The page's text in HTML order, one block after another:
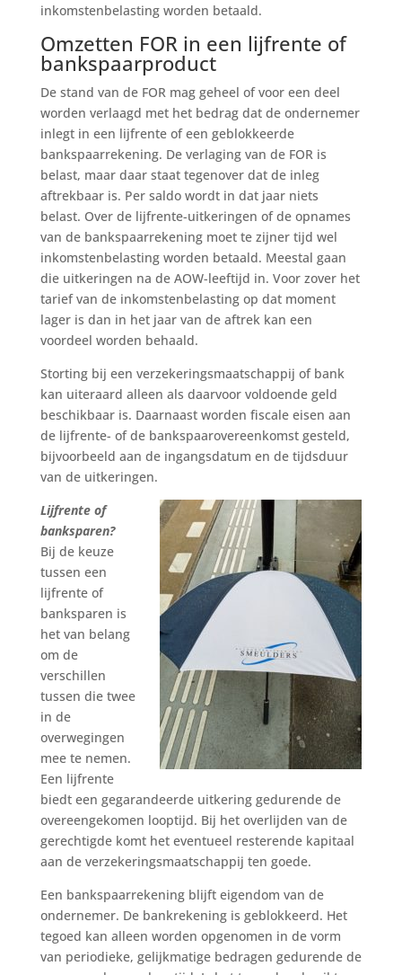
inkomstenbelasting worden betaald.
Omzetten FOR in een lijfrente of
bankspaarproduct
De stand van de FOR mag geheel of voor een deel
worden verlaagd met het bedrag dat de ondernemer
inlegt in een lijfrente of een geblokkeerde
bankspaarrekening. De verlaging van de FOR is
belast, maar daar staat tegenover dat de inleg
aftrekbaar is. Per saldo wordt in dat jaar niets
belast. Over de lijfrente-uitkeringen of de opnames
van de bankspaarrekening moet te zijner tijd wel
inkomstenbelasting worden betaald. Meestal gaan
die uitkeringen na de AOW-leeftijd in. Voor zover het
tarief van de inkomstenbelasting op dat moment
lager is dan in het jaar van de aftrek kan een
voordeel worden behaald.
Storting bij een verzekeringsmaatschappij of bank
kan uiteraard alleen als daarvoor voldoende geld
beschikbaar is. Daarnaast worden fiscale eisen aan
de lijfrente- of de bankspaarovereenkomst gesteld,
bijvoorbeeld aan de ingangsdatum en de tijdsduur
van de uitkeringen.
Lijfrente of
banksparen?
Bij de keuze
tussen een
lijfrente of
banksparen is
het van belang
om de
verschillen
tussen die twee
in de
overwegingen
mee te nemen.
Een lijfrente
biedt een gegarandeerde uitkering gedurende de
overeengekomen looptijd. Bij het overlijden van de
gerechtigde komt het eventueel resterende kapitaal
aan de verzekeringsmaatschappij ten goede.
Een bankspaarrekening blijft eigendom van de
ondernemer. De bankrekening is geblokkeerd. Het
tegoed kan alleen worden opgenomen in de vorm
van periodieke, gelijkmatige bedragen gedurende de